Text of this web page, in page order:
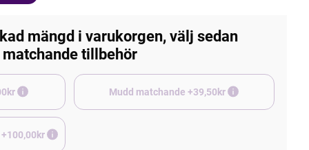
mängd i varukorgen, välj sedan
matchande tillbehör
+45,00kr Mudd matchande +39,50kr